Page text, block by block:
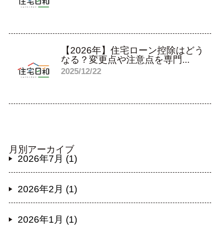
【2026年】住宅ローン控除はどう
なる？変更点や注意点を専門...
2025/12/22
月別アーカイブ
2026年7月 (1)
2026年2月 (1)
2026年1月 (1)